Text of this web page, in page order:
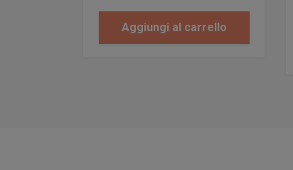
Aggiungi al carrello